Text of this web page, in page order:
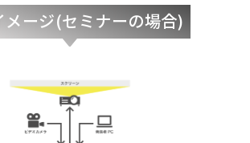
メージ(セミナーの場合)